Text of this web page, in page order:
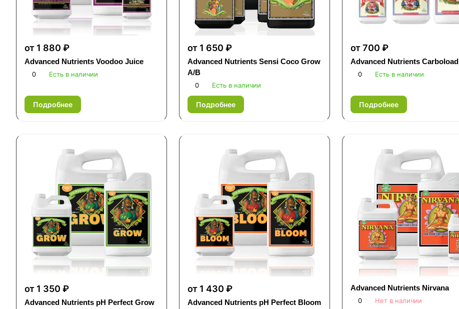
от 1 880 ₽
Advanced Nutrients Voodoo Juice
0 Есть в наличии
Подробнее
от 1 650 ₽
Advanced Nutrients Sensi Coco Grow
A/B
0 Есть в наличии
Подробнее
от 700 ₽
Advanced Nutrients Carboload
0 Есть в наличии
Подробнее
от 1 350 ₽
Advanced Nutrients pH Perfect Grow
от 1 430 ₽
Advanced Nutrients pH Perfect Bloom
Advanced Nutrients Nirvana
0 Нет в наличии